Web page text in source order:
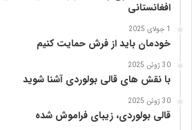
افغانستانی
1 جولای 2025
خودمان باید از فرش حمایت کنیم
30 ژوئن 2025
با نقش های قالی بولوردی آشنا شوید
30 ژوئن 2025
قالی بولوردی، زیبای فراموش شده